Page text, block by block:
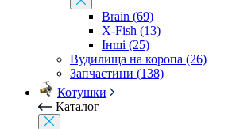
Brain (69)
X-Fish (13)
Інші (25)
Вудилища на коропа (26)
Запчастини (138)
Котушки
Каталог